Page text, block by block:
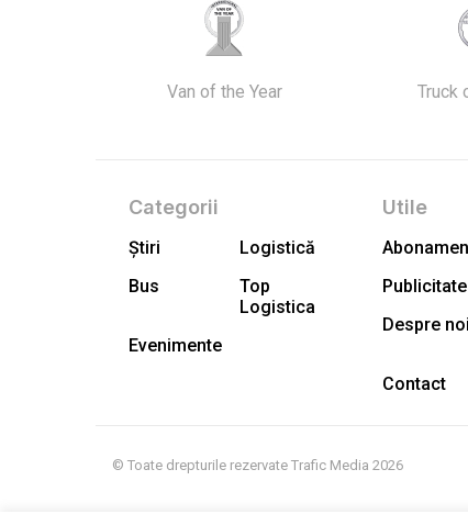
Van of the Year Truck
Categorii
Știri
Logistică
Bus
Top
Logistica
Evenimente
Utile
Publicitate
Despre noi
Contact
© Toate drepturile rezervate Trafic Media 2026